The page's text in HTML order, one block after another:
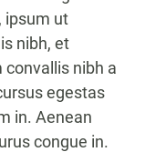
ipsum ut
nibh, et
nibh a
egestas
in. Aenean
congue in.